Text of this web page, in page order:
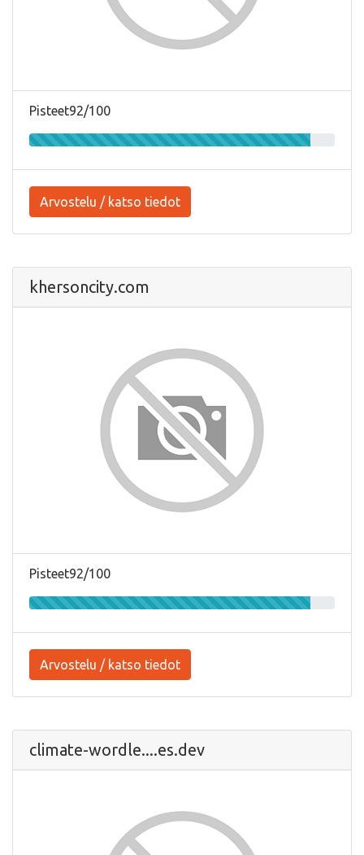
Pisteet92/100
Arvostelu / katso tiedot
khersoncity.com
Pisteet92/100
Arvostelu / katso tiedot
climate-wordle....es.dev